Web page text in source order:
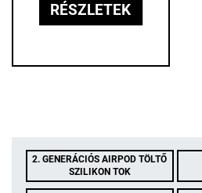
RÉSZLETEK
2. GENERÁCIÓS AIRPOD TÖLTŐ
SZILIKON TOK